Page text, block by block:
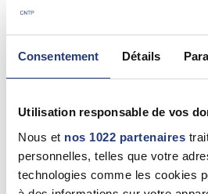
Consentement Détails
Utilisation responsable de vos
Nous et nos 1022 partenaires
personnelles, telles que votre
technologies comme les cookies
69 - Rhône
Gleizé (69400)
0474683620
Voir plus